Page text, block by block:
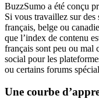
BuzzSumo a été conçu
Si vous travaillez sur des
français, belge ou
que l’index de contenu
français sont peu ou mal
social pour les
ou certains forums
Une courbe